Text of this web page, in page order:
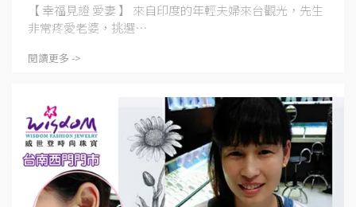
【 幸福見證 愛妻 】 來自印度的年輕夫婦來台觀光，先生
非常疼愛老婆，挑選⋯
閱讀更多 ->